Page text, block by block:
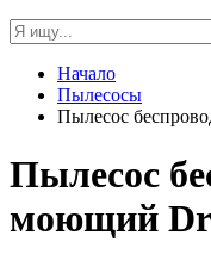
Начало
Пылесосы
Пылесос
Пылесос
моющий